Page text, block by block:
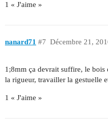
1 « J'aime »
nanard71 Décembre 21,
#7
1;8mm ça devrait suffire, le bois
la rigueur, travailler la gestuelle
1 « J'aime »